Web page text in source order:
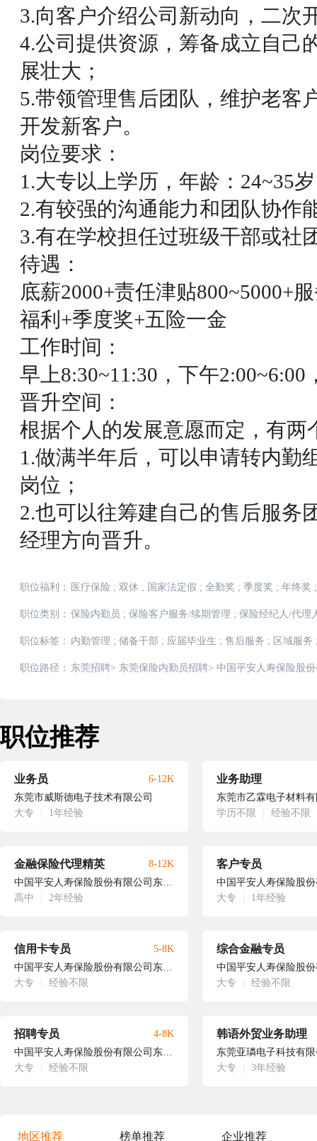
3.向客户介绍公司新动向，二次
4.公司提供资源，筹备成立自己
展壮大；
5.带领管理售后团队，维护老客
开发新客户。
岗位要求：
1.大专以上学历，年龄：24~35
2.有较强的沟通能力和团队协作
3.有在学校担任过班级干部或社
待遇：
底薪2000+责任津贴800~5000+
福利+季度奖+五险一金
工作时间：
早上8:30~11:30，下午
晋升空间：
根据个人的发展意愿而定，有两
1.做满半年后，可以申请转内勤
岗位；
2.也可以往筹建自己的售后服务
经理方向晋升。
职位福利： 医疗保险 ; 双休 ; 国家法定假 ; 全勤奖 ; 季度奖 ; 年终奖 ;
职位类别： 保险内勤员 ; 保险客户服务/续期管理 ; 保险经纪人/代理
职位标签： 内勤管理 ; 储备干部 ; 应届毕业生 ; 售后服务 ; 区域服务
职位路径： 东莞招聘> 东莞保险内勤员招聘> 中国平安人寿保险股
职位推荐
业务员
东莞市威斯德电子技术有限公司
大专
1年经验
6-12K 业务助理
东莞市乙霖电子材料
学历不限
经验不限
金融保险代理精英
中国平安人寿保险股份有限公司东莞中心支公司徐经理
高中
2年经验
8-12K 客户专员
大专 1年经验
信用卡专员
中国平安人寿保险股份有限公司东莞中心支公司道滘营销服务部葛先生
大专
经验不限
5-8K 综合金融专员
大专 经验不限
招聘专员
中国平安人寿保险股份有限公司东莞中心支公司道滘营销服务部葛先生
大专
经验不限
4-8K 韩语外贸业务助理
东莞亚璘电子科技有
大专
3年经验
地区推荐 榜单推荐 企业推荐